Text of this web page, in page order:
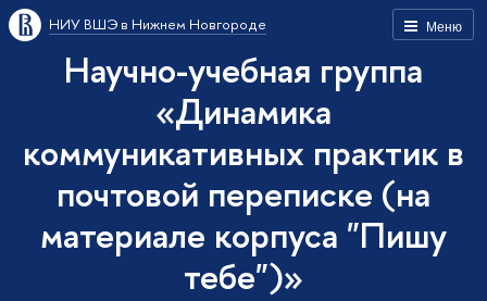
Меню
НИУ ВШЭ в Нижнем Новгороде
Научно-учебная группа
«Динамика
коммуникативных практик в
почтовой переписке (на
материале корпуса "Пишу
тебе")»